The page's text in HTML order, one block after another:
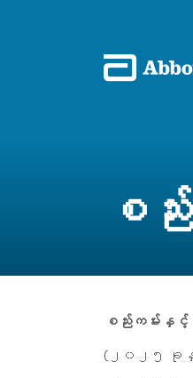
စ
စည်းကမ်းနှင့်
(၂၀၂၅ ခုနှစ်